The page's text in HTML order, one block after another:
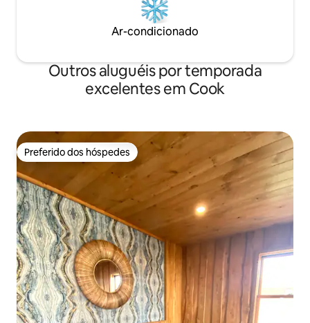
Ar-condicionado
Outros aluguéis por temporada
excelentes em Cook
Preferido dos hóspedes
Preferido dos hóspedes